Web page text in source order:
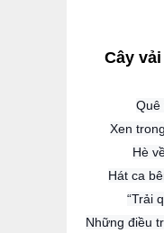
Cây vải
Quê
Xen
Hè
Hát ca
“Trải
Những điều